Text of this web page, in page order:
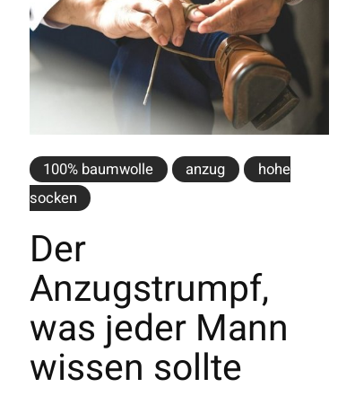
100% baumwolle anzug
hohe
socken
Der
Anzugstrumpf,
was jeder Mann
wissen sollte